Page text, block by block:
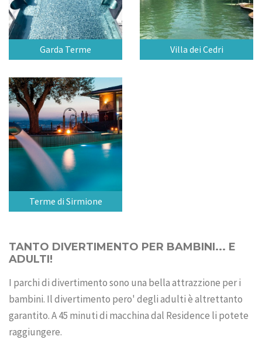
Garda Terme Villa dei Cedri
Terme di Sirmione
TANTO DIVERTIMENTO PER BAMBINI... E
ADULTI!
I parchi di divertimento sono una bella attrazzione per i
bambini. Il divertimento pero' degli adulti è altrettanto
garantito. A 45 minuti di macchina dal Residence li potete
raggiungere.